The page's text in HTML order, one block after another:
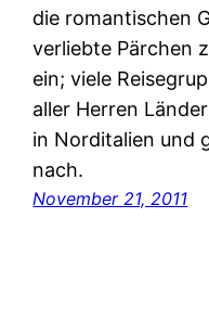
die romantischen
verliebte Pärchen
ein; viele
aller Herren
in Norditalien und
nach.
November 21, 2011